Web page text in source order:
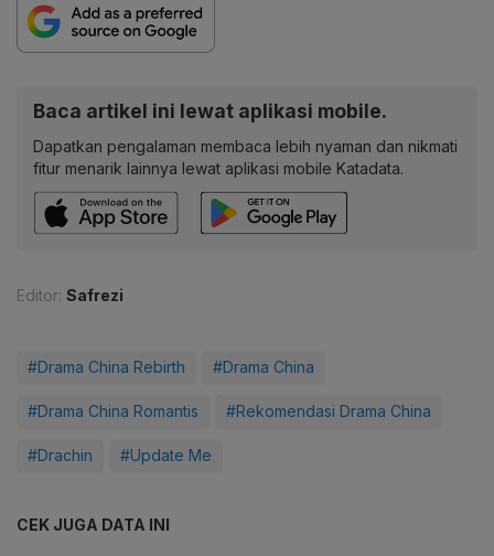
Baca artikel ini lewat aplikasi mobile.
Dapatkan pengalaman membaca lebih nyaman dan nikmati
fitur menarik lainnya lewat aplikasi mobile Katadata.
Editor: Safrezi
#Drama China Rebirth #Drama China
#Drama China Romantis #Rekomendasi Drama China
#Drachin #Update Me
CEK JUGA DATA INI